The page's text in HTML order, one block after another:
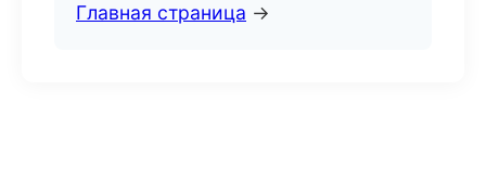
Главная страница →